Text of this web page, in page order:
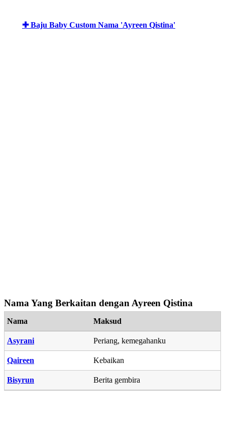
✚ Baju Baby Custom Nama 'Ayreen Qistina'
Nama Yang Berkaitan dengan Ayreen Qistina
Nama Maksud
Asyrani Periang, kemegahanku
Qaireen Kebaikan
Bisyrun Berita gembira